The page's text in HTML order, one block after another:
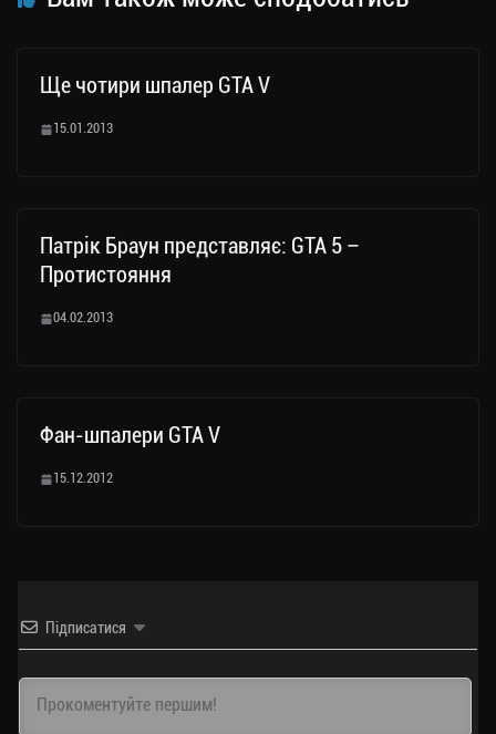
Ще чотири шпалер GTA V
15.01.2013
Патрік Браун представляє: GTA 5 –
Протистояння
04.02.2013
Фан-шпалери GTA V
15.12.2012
Підписатися